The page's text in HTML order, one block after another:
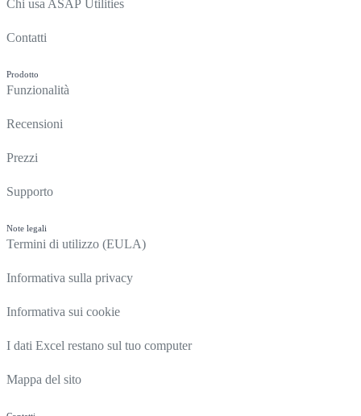
Chi usa ASAP Utilities
Contatti
Prodotto
Funzionalità
Recensioni
Prezzi
Supporto
Note legali
Termini di utilizzo (EULA)
Informativa sulla privacy
Informativa sui cookie
I dati Excel restano sul tuo computer
Mappa del sito